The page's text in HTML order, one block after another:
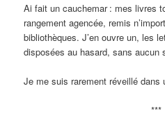
Ai fait un cauchemar : mes livres
rangement agencée, remis
bibliothèques. J’en ouvre un, les
disposées au hasard, sans aucun
Je me suis rarement réveillé dans
***